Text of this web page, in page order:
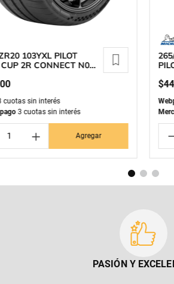
103YXL PILOT
2R CONNECT N0
cuotas sin interés
3 cuotas sin interés
＋ Agregar
$
PASIÓN Y